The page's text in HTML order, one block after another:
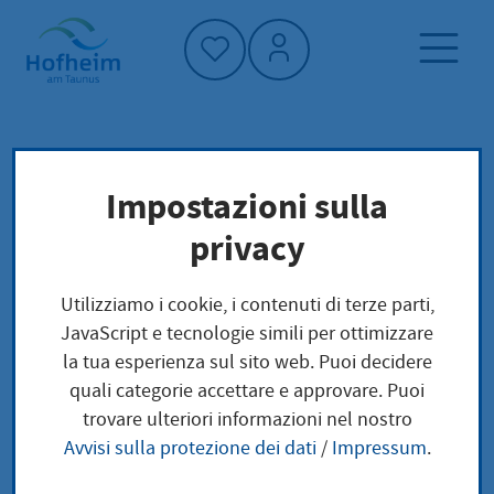
Home"
Pagina iniziale
Trova servizi
Preoccupazioni locali
Ausstellung eines Führerscheines beantragen
Ausstellung eines
Führerscheines
beantragen
Impostazioni sulla
privacy
Utilizziamo i cookie, i contenuti di terze parti,
JavaScript e tecnologie simili per ottimizzare
la tua esperienza sul sito web. Puoi decidere
quali categorie accettare e approvare. Puoi
trovare ulteriori informazioni nel nostro
Avvisi sulla protezione dei dati/ Impressum.